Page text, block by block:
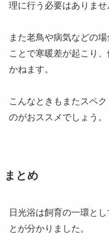
理に行う必要はありませ
また老鳥や病気などの
ことで寒暖差が起こり
かねます。
こんなときもまたスペ
のがおススメでしょう。
まとめ
日光浴は飼育の一環と
とが分かりました。